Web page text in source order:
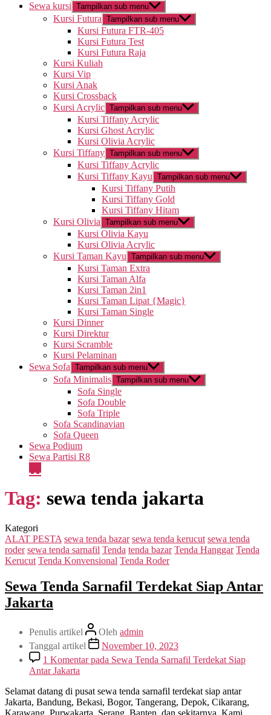
Sewa kursi Tampilkan sub menu
Kursi Futura Tampilkan sub menu
Kursi Futura FTR-405
Kursi Futura Test
Kursi Futura Raja
Kursi Kuliah
Kursi Vip
Kursi Anak
Kursi Crossback
Kursi Acrylic Tampilkan sub menu
Kursi Tiffany Acrylic
Kursi Ghost Acrylic
Kursi Olivia Acrylic
Kursi Tiffany Tampilkan sub menu
Kursi Tiffany Acrylic
Kursi Tiffany Kayu Tampilkan sub menu
Kursi Tiffany Putih
Kursi Tiffany Gold
Kursi Tiffany Hitam
Kursi Olivia Tampilkan sub menu
Kursi Olivia Kayu
Kursi Olivia Acrylic
Kursi Taman Kayu Tampilkan sub menu
Kursi Taman Extra
Kursi Taman Alfa
Kursi Taman 2in1
Kursi Taman Lipat {Magic}
Kursi Taman Single
Kursi Dinner
Kursi Direktur
Kursi Scramble
Kursi Pelaminan
Sewa Sofa Tampilkan sub menu
Sofa Minimalis Tampilkan sub menu
Sofa Single
Sofa Double
Sofa Triple
Sofa Scandinavian
Sofa Queen
Sewa Podium
Sewa Partisi R8
Tag: sewa tenda jakarta
Kategori
ALAT PESTA sewa tenda bazar sewa tenda kerucut sewa tenda
roder sewa tenda sarnafil Tenda tenda bazar Tenda Hanggar Tenda
Kerucut Tenda Konvensional Tenda Roder
Sewa Tenda Sarnafil Terdekat Siap Antar
Jakarta
Penulis artikel Oleh admin
Tanggal artikel
November 10, 2023
1 Komentarpada Sewa Tenda Sarnafil Terdekat Siap
Antar Jakarta
Selamat datang di pusat sewa tenda sarnafil terdekat siap antar
Jakarta, Bandung, Bekasi, Bogor, Tangerang, Depok, Cikarang,
Karawang, Purwakarta, Serang, Banten, dan sekitarnya. Kami